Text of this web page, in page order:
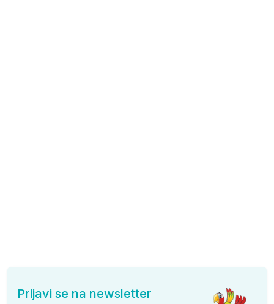
Prijavi se na newsletter